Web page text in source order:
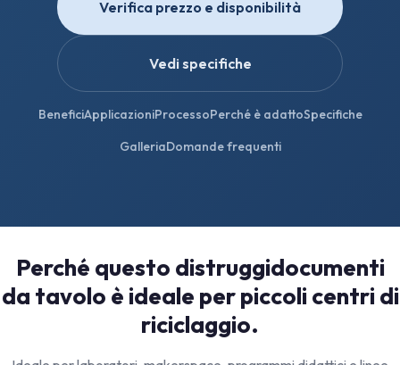
Verifica prezzo e disponibilità
Vedi specifiche
BeneficiApplicazioniProcessoPerché è adattoSpecifiche
GalleriaDomande frequenti
Perché questo distruggidocumenti
da tavolo è ideale per piccoli centri di
riciclaggio.